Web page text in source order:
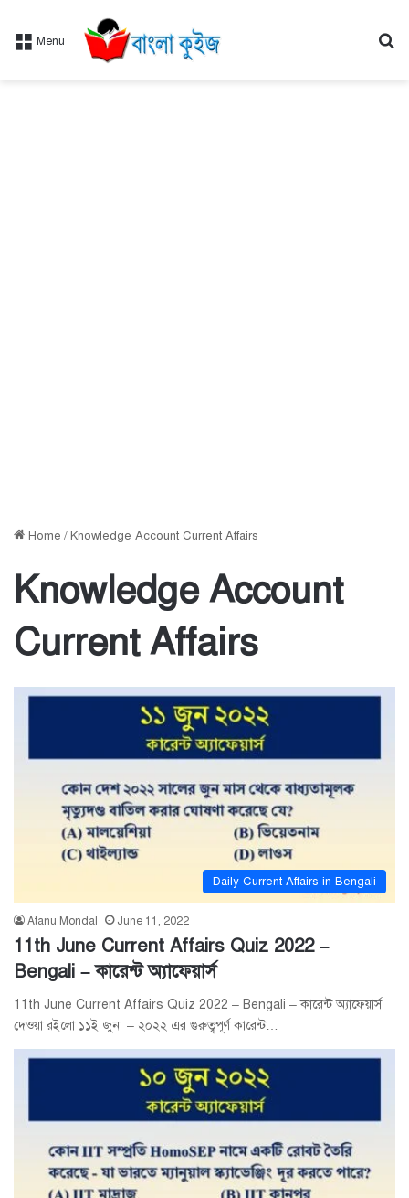
Menu
Home /Knowledge Account Current Affairs
Knowledge Account
Current Affairs
Daily Current Affairs in Bengali
Atanu Mondal June 11, 2022
11th June Current Affairs Quiz 2022 –
Bengali – কারেন্ট অ্যাফেয়ার্স
11th June Current Affairs Quiz 2022 – Bengali – কারেন্ট অ্যাফেয়ার্স
দেওয়া রইলো ১১ই জুন – ২০২২ এর গুরুত্বপূর্ণ কারেন্ট…